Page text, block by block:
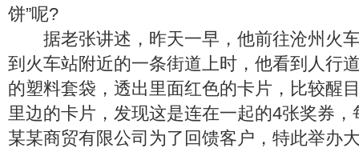
饼”呢?
据老张讲述，昨天一早，他前往沧州火
到火车站附近的一条街道上时，他看到人行
的塑料套袋，透出里面红色的卡片，比较醒
里边的卡片，发现这是连在一起的4张奖券，
某某商贸有限公司为了回馈客户，特此举办